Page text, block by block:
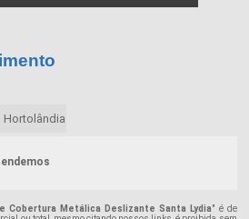
Hortolândia
Cobertura Metálica Deslizante Santa Lydia" é de